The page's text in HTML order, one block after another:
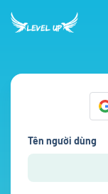
Tên người dùng